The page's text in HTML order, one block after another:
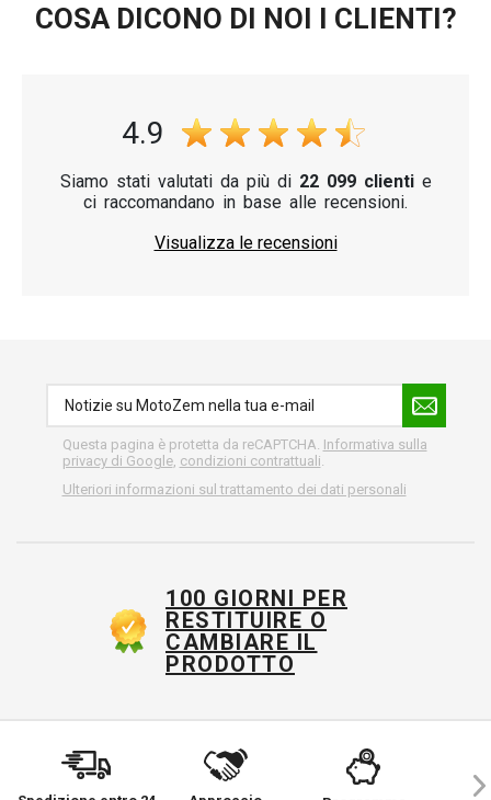
COSA DICONO DI NOI I CLIENTI?
4.9
Siamo stati valutati da più di 22 099 clientie
ci raccomandano in base alle recensioni.
Visualizza le recensioni
Questa pagina è protetta da reCAPTCHA. Informativa sulla
privacy di Google, condizioni contrattuali
Ulteriori informazioni sul trattamento dei dati personali
100 GIORNI PER
RESTITUIRE O
CAMBIARE IL
PRODOTTO